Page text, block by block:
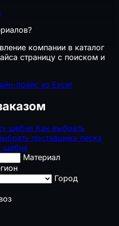
компании в каталог
страницу с поиском и
прайс из Excel
щебня Как выбрать
поставщика песка
щебня
Материал
Город